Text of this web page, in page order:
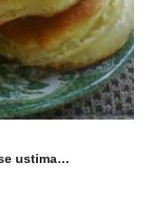
ustima…